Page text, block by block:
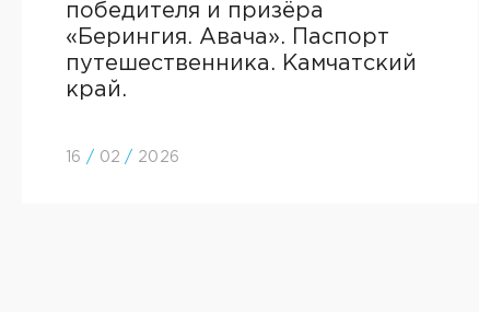
победителя и призёра
«Берингия. Авача». Паспорт
путешественника. Камчатский
край.
16 / 02 / 2026